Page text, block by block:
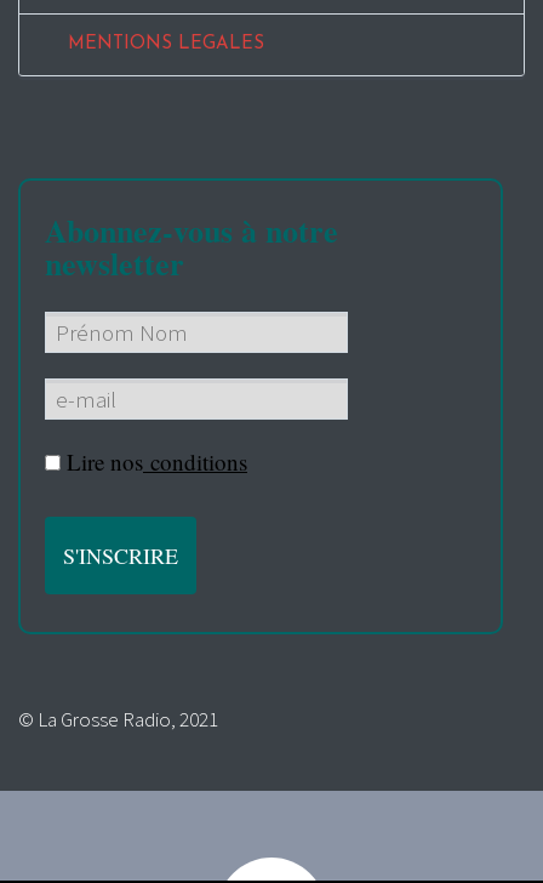
MENTIONS LEGALES
Abonnez-vous à notre
newsletter
Lire nos conditions
© La Grosse Radio, 2021